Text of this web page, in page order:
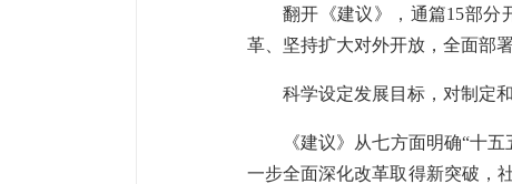
翻开《建议》，通篇15部分
革、坚持扩大对外开放，全面部
科学设定发展目标，对制定
《建议》从七方面明确“十
一步全面深化改革取得新突破，